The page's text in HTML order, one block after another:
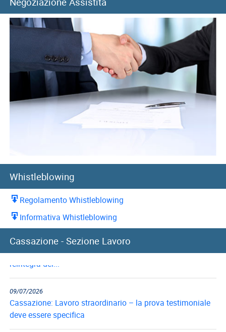
Whistleblowing
Regolamento Whistleblowing
Informativa Whistleblowing
Cassazione - Sezione Lavoro
10/07/2026
09/07/2026
Cassazione: Lavoro straordinario – la prova testimoniale
deve essere specifica